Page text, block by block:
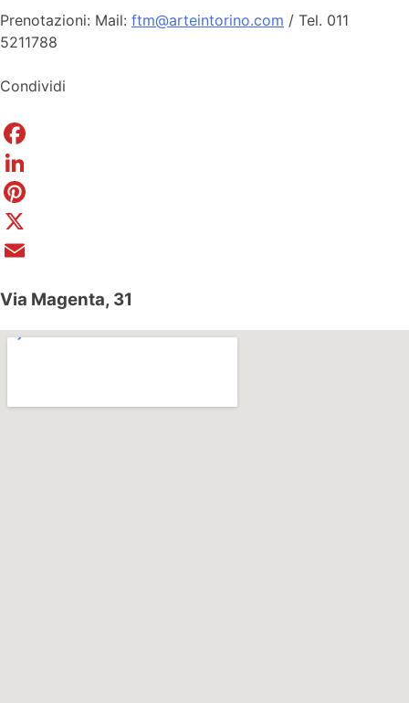
Prenotazioni: Mail: ftm@arteintorino.com / Tel. 011
5211788
Condividi
Facebook
LinkedIn
Pinterest
X
Via Magenta, 31